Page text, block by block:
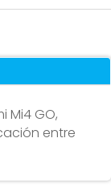
Mi4 GO,
entre